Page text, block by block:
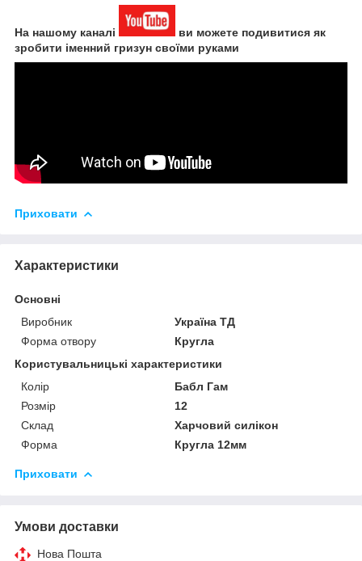
На нашому каналі
ви можете подивитися як
зробити іменний гризун своїми руками
Приховати
Характеристики
Основні
Виробник
Україна ТД
Форма отвору
Кругла
Користувальницькі характеристики
Колір
Бабл Гам
Розмір
12
Склад
Харчовий силікон
Форма
Кругла 12мм
Приховати
Умови доставки
Нова Пошта